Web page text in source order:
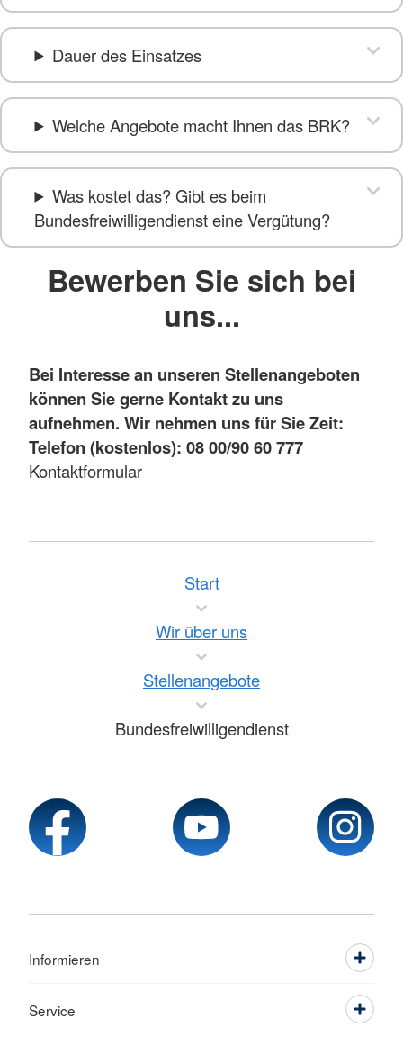
Dauer des Einsatzes
Welche Angebote macht Ihnen das BRK?
Was kostet das? Gibt es beim
Bundesfreiwilligendienst eine Vergütung?
Bewerben Sie sich bei
uns...
Bei Interesse an unseren Stellenangeboten
können Sie gerne Kontakt zu uns
aufnehmen. Wir nehmen uns für Sie Zeit:
Telefon (kostenlos): 08 00/90 60 777
Kontaktformular
Start
Wir über uns
Stellenangebote
Bundesfreiwilligendienst
Informieren
Service